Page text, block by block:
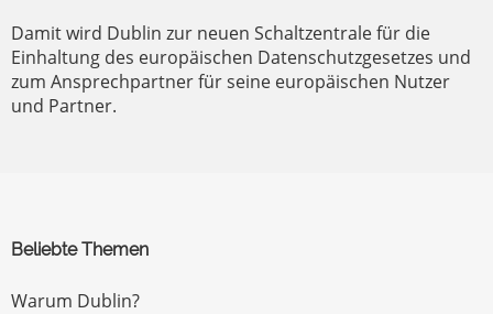
Damit wird Dublin zur neuen Schaltzentrale für die
Einhaltung des europäischen Datenschutzgesetzes und
zum Ansprechpartner für seine europäischen Nutzer
und Partner.
Beliebte Themen
Warum Dublin?